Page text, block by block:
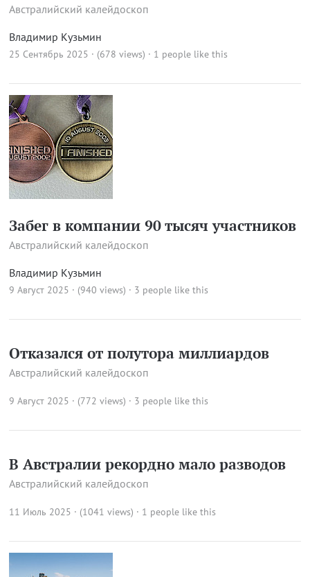
Австралийский калейдоскоп
Владимир Кузьмин
25 Сентябрь 2025 · (678 views) · 1 people like this
Забег в компании 90 тысяч участников
Австралийский калейдоскоп
Владимир Кузьмин
9 Август 2025 · (940 views) · 3 people like this
Отказался от полутора миллиардов
Австралийский калейдоскоп
9 Август 2025 · (772 views) · 3 people like this
В Австралии рекордно мало разводов
Австралийский калейдоскоп
11 Июль 2025 · (1041 views) · 1 people like this